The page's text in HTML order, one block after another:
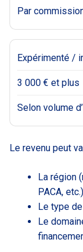
Par
Expérimenté /
3 000 € et plus
Selon volume
Le revenu peut
La région
PACA, etc.)
Le type
Le